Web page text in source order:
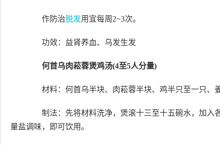
作防治脱发用宜每周2~3次。
功效：益肾养血、乌发生发
何首乌肉菘蓉煲鸡汤(4至5人分量)
材料：何首乌半块、肉菘蓉半块、鸡半只至一只、
制法：先将材料洗净，煲滚十三至十五碗水，加入
量盐调味，即可饮用。